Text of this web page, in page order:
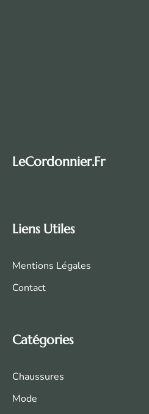
LeCordonnier.fr
Liens Utiles
Mentions Légales
Contact
Catégories
Chaussures
Mode